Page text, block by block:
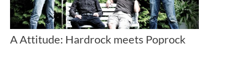
A Attitude: Hardrock meets Poprock